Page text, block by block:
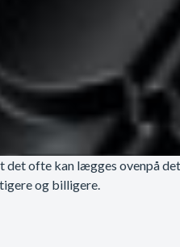
ofte kan lægges ovenpå
og billigere.